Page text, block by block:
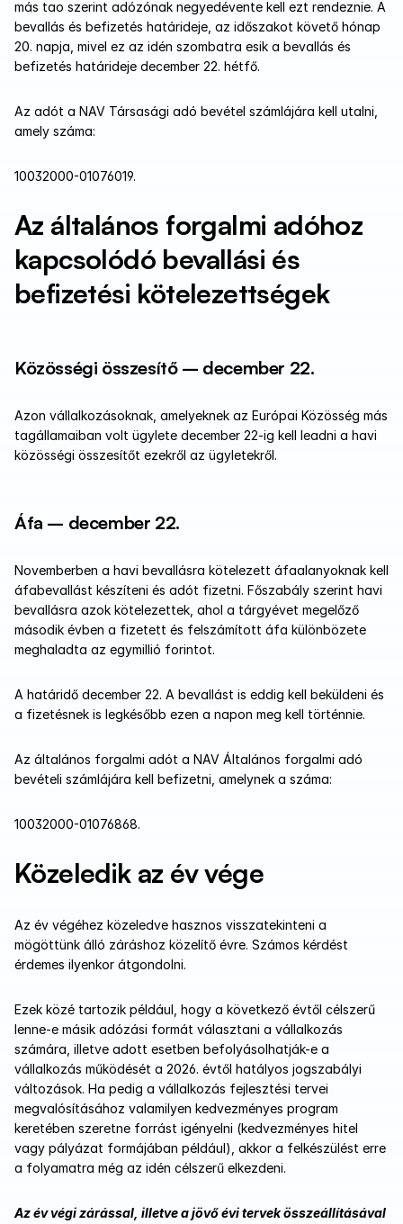
más tao szerint adózónak negyedévente kell ezt rendeznie. A
bevallás és befizetés határideje, az időszakot követő hónap
20. napja, mivel ez az idén szombatra esik a bevallás és
befizetés határideje december 22. hétfő.
Az adót a NAV Társasági adó bevétel számlájára kell utalni,
amely száma:
10032000-01076019.
Az általános forgalmi adóhoz
kapcsolódó bevallási és
befizetési kötelezettségek
Közösségi összesítő – december 22.
Azon vállalkozásoknak, amelyeknek az Európai Közösség más
tagállamaiban volt ügylete december 22-ig kell leadni a havi
közösségi összesítőt ezekről az ügyletekről.
Áfa – december 22.
Novemberben a havi bevallásra kötelezett áfaalanyoknak kell
áfabevallást készíteni és adót fizetni. Főszabály szerint havi
bevallásra azok kötelezettek, ahol a tárgyévet megelőző
második évben a fizetett és felszámított áfa különbözete
meghaladta az egymillió forintot.
A határidő december 22. A bevallást is eddig kell beküldeni és
a fizetésnek is legkésőbb ezen a napon meg kell történnie.
Az általános forgalmi adót a NAV Általános forgalmi adó
bevételi számlájára kell befizetni, amelynek a száma:
10032000-01076868.
Közeledik az év vége
Az év végéhez közeledve hasznos visszatekinteni a
mögöttünk álló záráshoz közelítő évre. Számos kérdést
érdemes ilyenkor átgondolni.
Ezek közé tartozik például, hogy a következő évtől célszerű
lenne-e másik adózási formát választani a vállalkozás
számára, illetve adott esetben befolyásolhatják-e a
vállalkozás működését a 2026. évtől hatályos jogszabályi
változások. Ha pedig a vállalkozás fejlesztési tervei
megvalósításához valamilyen kedvezményes program
keretében szeretne forrást igényelni (kedvezményes hitel
vagy pályázat formájában például), akkor a felkészülést erre
a folyamatra még az idén célszerű elkezdeni.
Az év végi zárással, illetve a jövő évi tervek összeállításával